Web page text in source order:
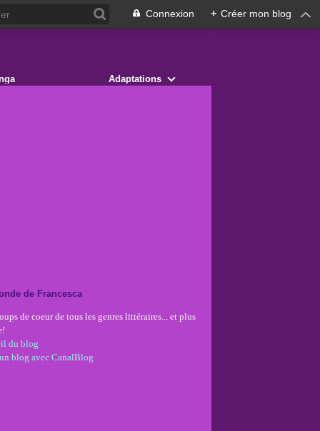
Connexion + Créer mon blog
Adaptations
de Francesca
de coeur de tous les genres littéraires... et plus
du blog
blog avec CanalBlog